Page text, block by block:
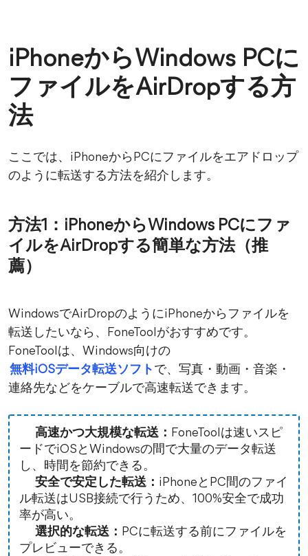
iPhoneからWindows PCに
ファイルをAirDropする方
法
ここでは、iPhoneからPCにファイルをエアドロップ
のように転送する方法を紹介します。
方法1：iPhoneからWindows PCにファ
イルをAirDropする簡単な方法（推
薦）
WindowsでAirDropのようにiPhoneからファイルを
転送したいなら、FoneToolがおすすめです。
FoneToolは、Windows向けの
無料iOSデータ転送ソフト で、写真・動画・音楽・
連絡先などをケーブルで高速転送できます。
高速かつ大規模な転送： FoneToolは速いスピ
ードでiOSとWindowsの間で大量のデータ転送
し、時間を節約できる。
安全で安定した転送： iPhoneとPC間のファイ
ル転送はUSB接続で行うため、100%安全で成功
率が高い。
選択的な転送： PCに転送する前にファイルを
プレビューできる。